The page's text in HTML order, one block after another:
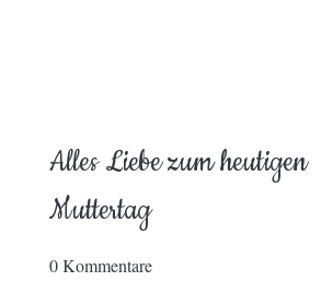
Alles Liebe zum heutigen
Muttertag
0 Kommentare